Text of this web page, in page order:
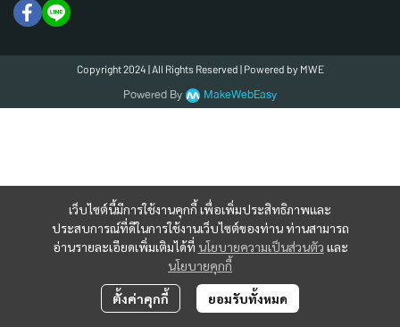
เว็บไซต์นี้มีการใช้งานคุกกี้ เพื่อเพิ่มประสิทธิภาพและ
ประสบการณ์ที่ดีในการใช้งานเว็บไซต์ของท่าน ท่านสามารถ
อ่านรายละเอียดเพิ่มเติมได้ที่ นโยบายความเป็นส่วนตัว และ
นโยบายคุกกี้
ตั้งค่าคุกกี้ ยอมรับทั้งหมด
Copyright 2024 | All Rights Reserved | Powered by MWE
Powered By MakeWebEasy